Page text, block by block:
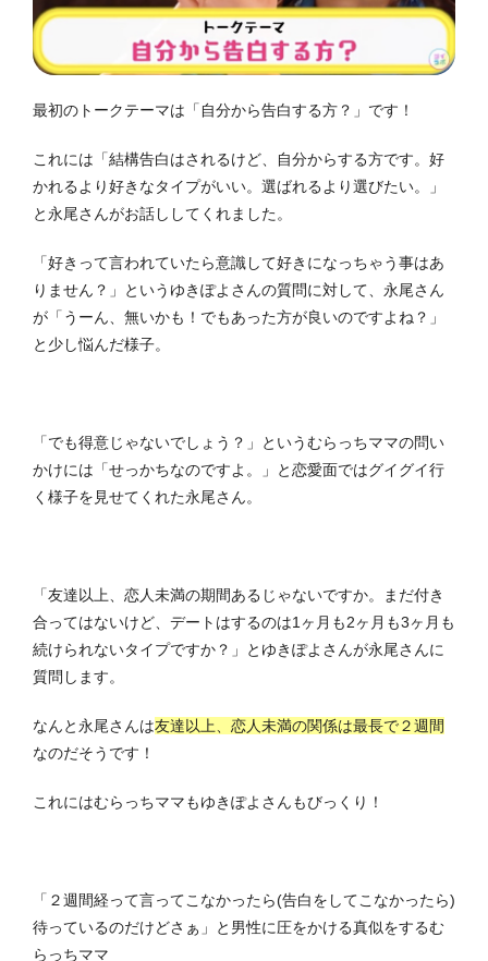
最初のトークテーマは「自分から告白する方？」です！
これには「結構告白はされるけど、自分からする方です。好
かれるより好きなタイプがいい。選ばれるより選びたい。」
と永尾さんがお話ししてくれました。
「好きって言われていたら意識して好きになっちゃう事はあ
りません？」というゆきぽよさんの質問に対して、永尾さん
が「うーん、無いかも！でもあった方が良いのですよね？」
と少し悩んだ様子。
「でも得意じゃないでしょう？」というむらっちママの問い
かけには「せっかちなのですよ。」と恋愛面ではグイグイ行
く様子を見せてくれた永尾さん。
「友達以上、恋人未満の期間あるじゃないですか。まだ付き
合ってはないけど、デートはするのは1ヶ月も2ヶ月も3ヶ月も
続けられないタイプですか？」とゆきぽよさんが永尾さんに
質問します。
なんと永尾さんは友達以上、恋人未満の関係は最長で２週間
なのだそうです！
これにはむらっちママもゆきぽよさんもびっくり！
「２週間経って言ってこなかったら(告白をしてこなかったら)
待っているのだけどさぁ」と男性に圧をかける真似をするむ
らっちママ